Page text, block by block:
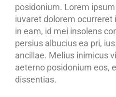
posidonium. Lorem
iuvaret dolorem ocurreret
in eam, id mei insolens
persius albucius ea pri,
ancillae. Melius inimicus
aeterno posidonium eos,
dissentias.